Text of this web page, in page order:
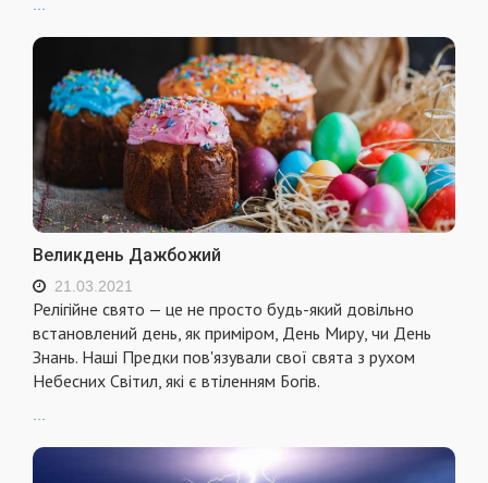
Великдень Дажбожий
21.03.2021
Релігійне свято — це не просто будь-який довільно
встановлений день, як приміром, День Миру, чи День
Знань. Наші Предки пов'язували свої свята з рухом
Небесних Світил, які є втіленням Богів.
...